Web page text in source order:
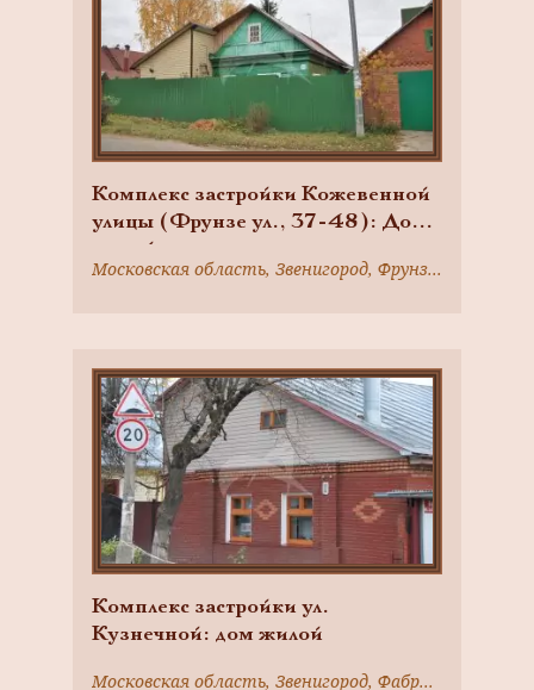
Комплекс застройки Кожевенной
улицы (Фрунзе ул., 37-48): Дом
жилой
Московская область, Звенигород, Фрунзе ул., 42
Комплекс застройки ул.
Кузнечной: дом жилой
Московская область, Звенигород, Фабричного ул., 10